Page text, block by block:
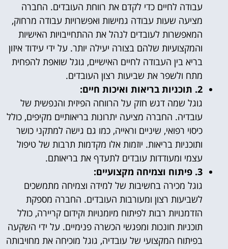
עבודה לחיים כדי לקדם את רווחת העובדים. החברה
מציעה שעות עבודה גמישות ואפשרויות עבודה מרחוק,
המאפשרות לעובדים לנהל את ההתחייבויות האישיות
והמקצועיות שלהם בצורה יעילה יותר. על ידי עידוד איזון
בריא בין העבודה לחיים האישיים, גוגל שואפת להפחית
מתח ולשפר את שביעות רצון העובדים.
2. תוכניות בריאות ואיכות חיים:
גוגל שמה דגש חזק על הרווחה הפיזית והנפשית של
עובדיה. החברה מציעה יתרונות בריאותיים מקיפים, כולל
כיסוי רפואי, שיניים וראייה, כמו גם גישה למתקני כושר
ותוכניות בריאות. יוזמות אלו מקדמות תרבות של טיפול
עצמי ומעודדות עובדים לתעדף את בריאותם.
3. פיתוח וצמיחה מקצועיים:
גוגל מכירה בחשיבות של למידה וצמיחה מתמשכים
לשביעות רצון ומעורבות העובדים. החברה מספקת
הזדמנויות רבות לפיתוח מיומנויות וקידום קריירה, כולל
תוכניות חונכות ומפגשי הכשרה פנימיים. על ידי השקעה
בפיתוח המקצועי של עובדיה, גוגל מוכיחה את מחויבותה